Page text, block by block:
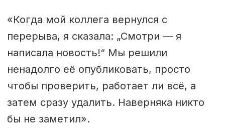
«Когда мой коллега вернулся с
перерыва, я сказала: „Смотри — я
написала новость!“ Мы решили
ненадолго её опубликовать, просто
чтобы проверить, работает ли всё, а
затем сразу удалить. Наверняка никто
бы не заметил».